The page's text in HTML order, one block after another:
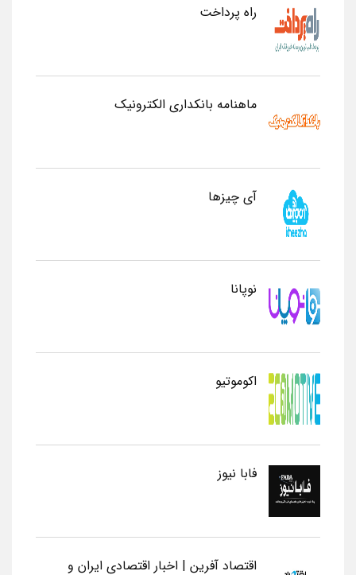
راه پرداخت
ماهنامه بانکداری الکترونیک
آی چیزها
نوپانا
اکوموتیو
فابا نیوز
اقتصاد آفرین | اخبار اقتصادی ایران و